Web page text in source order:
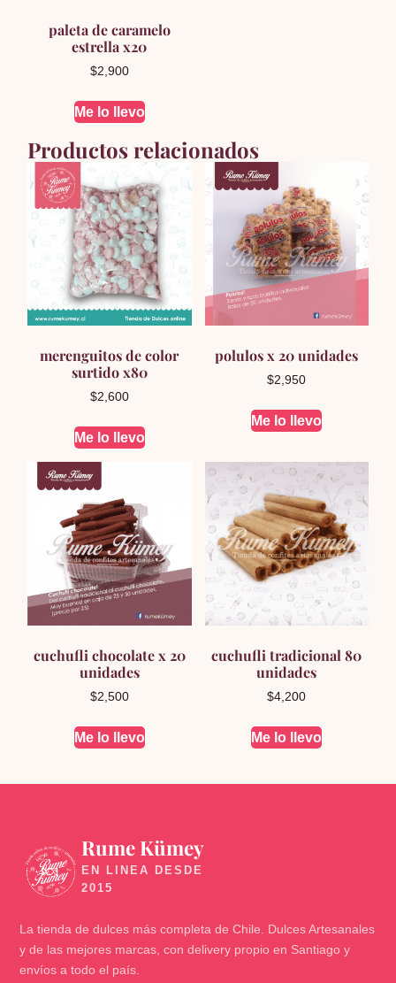
paleta de caramelo
estrella x20
$2,900
Me lo llevo
Productos relacionados
merenguitos de color
surtido x80
$2,600
Me lo llevo
polulos x 20 unidades
$2,950
Me lo llevo
cuchufli chocolate x 20
unidades
$2,500
Me lo llevo
cuchufli tradicional 80
unidades
$4,200
Me lo llevo
🍬
Rume Kümey
La tienda de dulces más completa de Chile. Dulces Artesanales
y de las mejores marcas, con delivery propio en Santiago y
envíos a todo el país.